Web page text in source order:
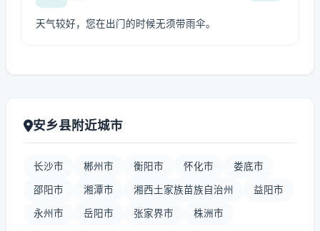
天气较好，您在出门的时候无须带雨伞。
安乡县附近城市
长沙市 郴州市 衡阳市 怀化市 娄底市
邵阳市 湘潭市 湘西土家族苗族自治州 益阳市
永州市 岳阳市 张家界市 株洲市